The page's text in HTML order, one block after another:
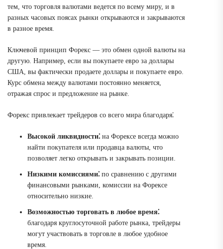
тем, что торговля валютами ведется по всему миру, и в
разных часовых поясах рынки открываются и закрываются
в разное время.
Ключевой принцип Форекс ― это обмен одной валюты на
другую. Например, если вы покупаете евро за доллары
США, вы фактически продаете доллары и покупаете евро.
Курс обмена между валютами постоянно меняется,
отражая спрос и предложение на рынке.
Форекс привлекает трейдеров со всего мира благодаря⁚
Высокой ликвидности⁚ на Форексе всегда можно
найти покупателя или продавца валюты, что
позволяет легко открывать и закрывать позиции.
Низкими комиссиями⁚ по сравнению с другими
финансовыми рынками, комиссии на Форексе
относительно низкие.
Возможностью торговать в любое время⁚
благодаря круглосуточной работе рынка, трейдеры
могут участвовать в торговле в любое удобное
время.